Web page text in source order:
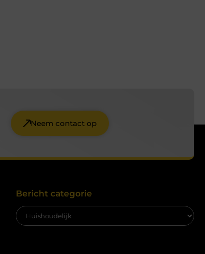
Neem contact op
Bericht categorie